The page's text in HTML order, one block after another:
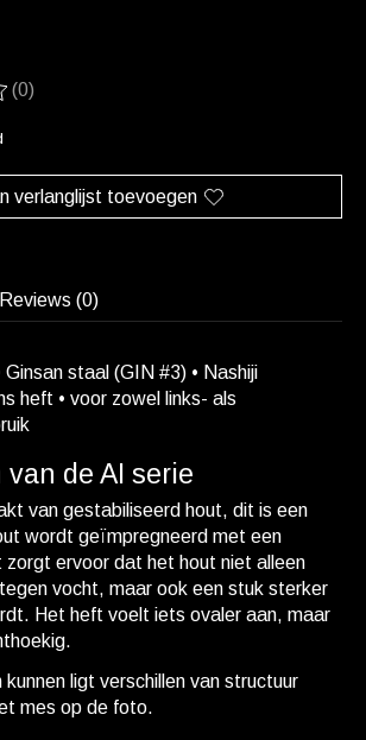
dit product is
(0)
verlanglijst toevoegen
Reviews (0)
Ginsan staal (GIN #3) • Nashiji
heft • voor zowel links- als
van de AI serie
van gestabiliseerd hout, dit is een
wordt geïmpregneerd met een
zorgt ervoor dat het hout niet alleen
vocht, maar ook een stuk sterker
Het heft voelt iets ovaler aan, maar
ligt verschillen van structuur
mes op de foto.